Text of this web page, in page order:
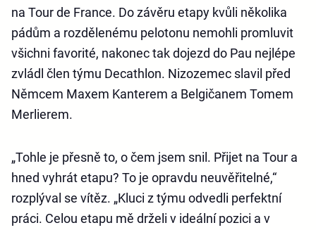
na Tour de France. Do závěru etapy kvůli několika
pádům a rozdělenému pelotonu nemohli promluvit
všichni favorité, nakonec tak dojezd do Pau nejlépe
zvládl člen týmu Decathlon. Nizozemec slavil před
Němcem Maxem Kanterem a Belgičanem Tomem
Merlierem.
„Tohle je přesně to, o čem jsem snil. Přijet na Tour a
hned vyhrát etapu? To je opravdu neuvěřitelné,“
rozplýval se vítěz. „Kluci z týmu odvedli perfektní
práci. Celou etapu mě drželi v ideální pozici a v